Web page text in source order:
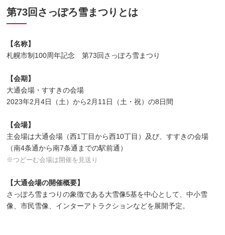
第73回さっぽろ雪まつりとは
【名称】
札幌市制100周年記念 第73回さっぽろ雪まつり
【会期】
大通会場・すすきの会場
2023年2月4日（土）から2月11日（土・祝）の8日間
【会場】
主会場は大通会場（西1丁目から西10丁目）及び、すすきの会場
（南4条通から南7条通までの駅前通）
※つどーむ会場は開催を見送り
【大通会場の開催概要】
さっぽろ雪まつりの象徴である大雪像5基を中心として、中小雪
像、市民雪像、インターアトラクションなどを展開予定。